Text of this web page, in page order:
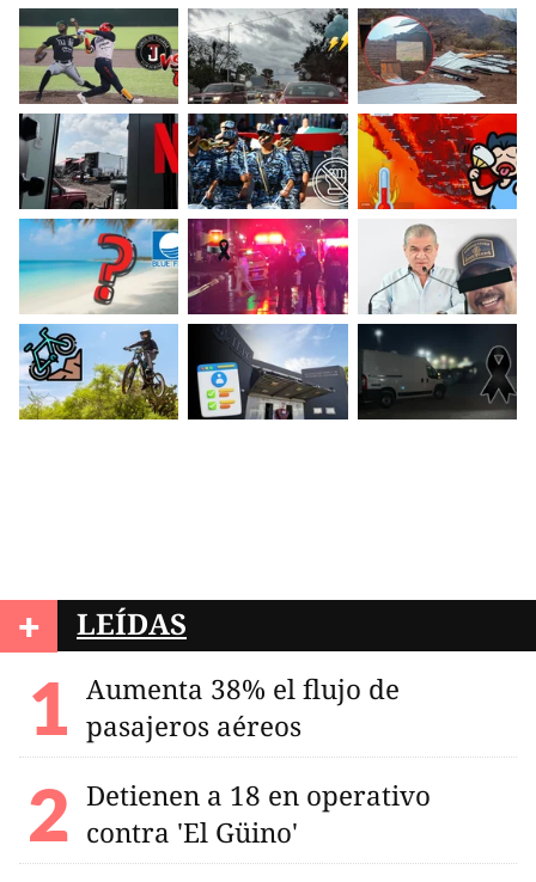
+ LEÍDAS
Aumenta 38% el flujo de
pasajeros aéreos
Detienen a 18 en operativo
contra 'El Güino'